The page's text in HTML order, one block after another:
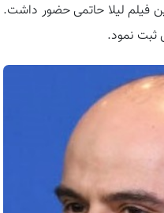
این فیلم لیلا حاتمی حضور داشت.
ثبت نمود.